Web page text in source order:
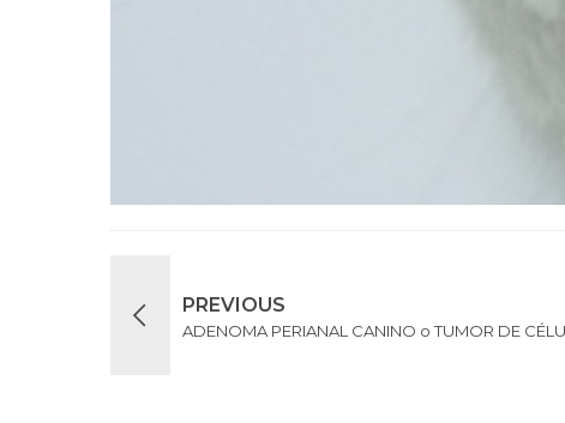
PREVIOUS
ADENOMA PERIANAL CANINO o TUMOR DE